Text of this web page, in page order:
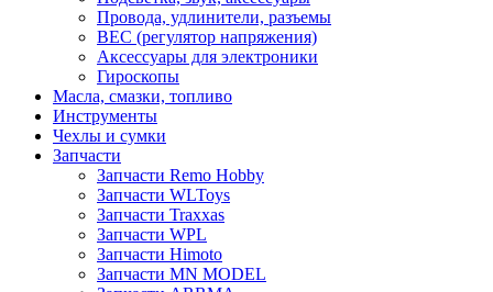
Провода, удлинители, разъемы
BEC (регулятор напряжения)
Аксессуары для электроники
Гироскопы
Масла, смазки, топливо
Инструменты
Чехлы и сумки
Запчасти
Запчасти Remo Hobby
Запчасти WLToys
Запчасти Traxxas
Запчасти WPL
Запчасти Himoto
Запчасти MN MODEL